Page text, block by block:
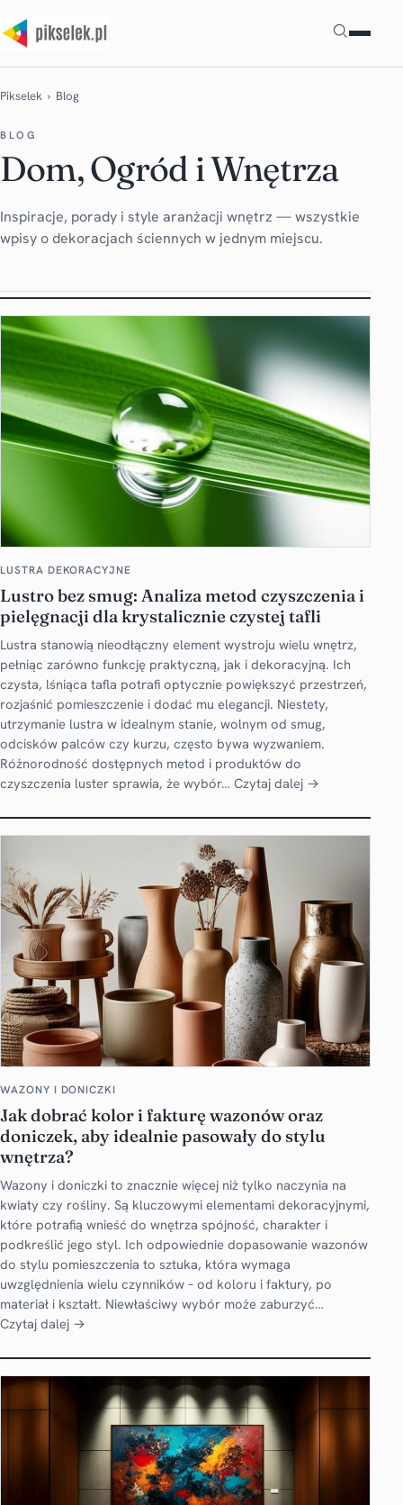
Szukaj
Pikselek › Blog
BLOG
Dom, Ogród i Wnętrza
Inspiracje, porady i style aranżacji wnętrz — wszystkie
wpisy o dekoracjach ściennych w jednym miejscu.
LUSTRA DEKORACYJNE
Lustro bez smug: Analiza metod czyszczenia i
pielęgnacji dla krystalicznie czystej tafli
Lustra stanowią nieodłączny element wystroju wielu wnętrz,
pełniąc zarówno funkcję praktyczną, jak i dekoracyjną. Ich
czysta, lśniąca tafla potrafi optycznie powiększyć przestrzeń,
rozjaśnić pomieszczenie i dodać mu elegancji. Niestety,
utrzymanie lustra w idealnym stanie, wolnym od smug,
odcisków palców czy kurzu, często bywa wyzwaniem.
Różnorodność dostępnych metod i produktów do
czyszczenia luster sprawia, że wybór… Czytaj dalej →
WAZONY I DONICZKI
Jak dobrać kolor i fakturę wazonów oraz
doniczek, aby idealnie pasowały do stylu
wnętrza?
Wazony i doniczki to znacznie więcej niż tylko naczynia na
kwiaty czy rośliny. Są kluczowymi elementami dekoracyjnymi,
które potrafią wnieść do wnętrza spójność, charakter i
podkreślić jego styl. Ich odpowiednie dopasowanie wazonów
do stylu pomieszczenia to sztuka, która wymaga
uwzględnienia wielu czynników – od koloru i faktury, po
materiał i kształt. Niewłaściwy wybór może zaburzyć…
Czytaj dalej →